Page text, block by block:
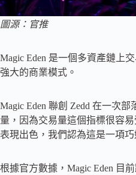
圖源：官推
Magic Eden 是一個多資產鏈上
強大的商業模式。
Magic Eden 聯創 Zedd 在一次
量，因為交易量這個指標很容
表現出色，我們認為這是一項
根據官方數據，Magic Eden 目